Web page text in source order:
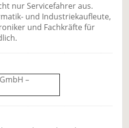
nur Servicefahrer aus.
und Industriekaufleute,
und Fachkräfte für